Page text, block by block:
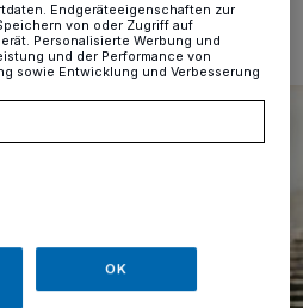
Endgeräteeigenschaften zur
von oder Zugriff auf
Personalisierte Werbung und
und der Performance von
sowie Entwicklung und Verbesserung
OK